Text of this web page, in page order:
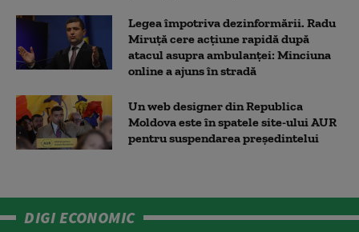
Legea împotriva dezinformării. Radu
Miruță cere acțiune rapidă după
atacul asupra ambulanței: Minciuna
online a ajuns în stradă
Un web designer din Republica
Moldova este în spatele site-ului AUR
pentru suspendarea președintelui
DIGI ECONOMIC